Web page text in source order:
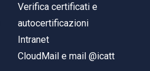
Verifica certificati e
autocertificazioni
Intranet
CloudMail e mail @icatt